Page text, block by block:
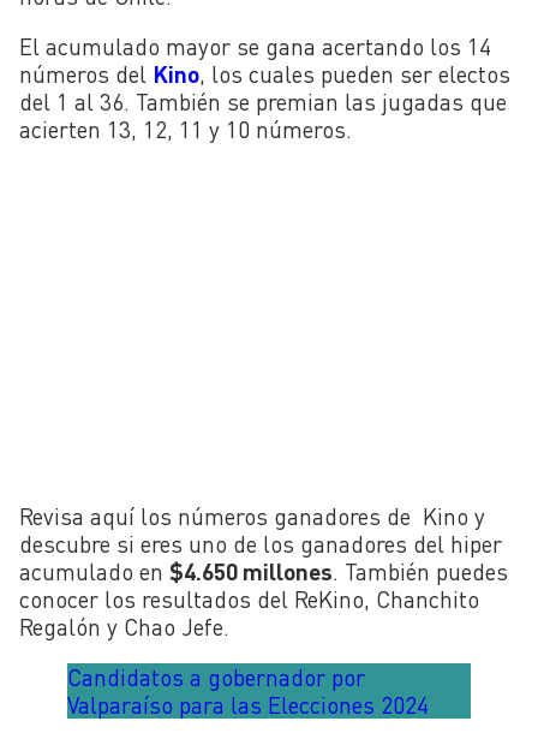
El acumulado mayor se gana acertando los 14
números del Kino, los cuales pueden ser electos
del 1 al 36. También se premian las jugadas que
acierten 13, 12, 11 y 10 números.
Revisa aquí los números ganadores de Kino y
descubre si eres uno de los ganadores del hiper
acumulado en $4.650 millones. También puedes
conocer los resultados del ReKino, Chanchito
Regalón y Chao Jefe.
Candidatos a gobernador por
Valparaíso para las Elecciones 2024